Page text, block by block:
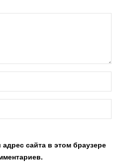
сайта в этом браузере